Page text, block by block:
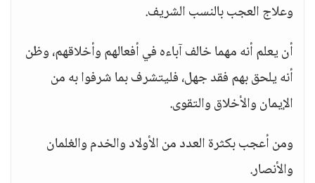
وعلاج العجب بالنسب الشريف.
أن يعلم أنه مهما خالف آباءه في أفعالهم وأخلاقهم، وظن
أنه يلحق بهم فقد جهل، فليتشرف بما شرفوا به من
الإيمان والأخلاق والتقوى.
ومن أعجب بكثرة العدد من الأولاد والخدم والغلمان
والأنصار.